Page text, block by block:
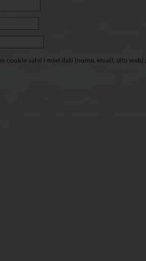
cookie salvi i miei dati (nome, email, sito